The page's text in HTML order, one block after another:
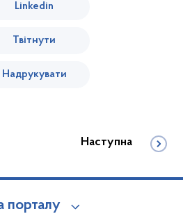
Linkedin
Твітнути
Надрукувати
Наступна
порталу